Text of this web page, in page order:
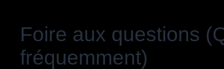
Foire aux questions
fréquemment)